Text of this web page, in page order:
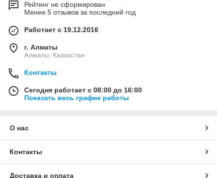
Рейтинг не сформирован
Менее 5 отзывов за последний год
Работает с 19.12.2016
г. Алматы
Алматы, Казахстан
Контакты
Сегодня работает с 08:00 до 16:00
Показать весь график работы
О нас
Контакты
Доставка и оплата